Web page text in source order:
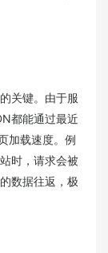
关键。由于服
都能通过最近
加载速度。例
时，请求会被
数据往返，极